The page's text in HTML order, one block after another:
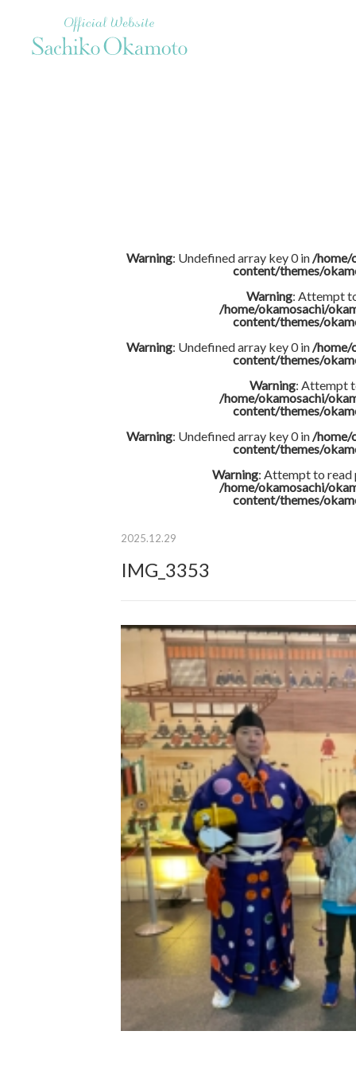
Warning: Undefined array key 0 in/home/
content/themes/
Warning: Attempt
/home/okamosachi/
content/themes/
Warning: Undefined array key 0 in/home/
content/themes/
Warning: Attempt
/home/okamosachi/
content/themes/
Warning: Undefined array key 0 in/home/
content/themes/
Warning: Attempt to read
/home/okamosachi/
content/themes/
2025.12.29
IMG_3353